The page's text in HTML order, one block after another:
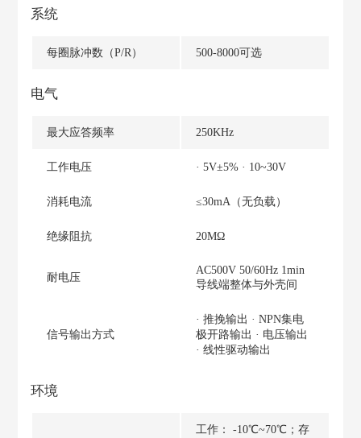
系统
每圈脉冲数（P/R） 500-8000可选
电气
最大应答频率 250KHz
工作电压 · 5V±5% · 10~30V
消耗电流 ≤30mA（无负载）
绝缘阻抗 20MΩ
耐电压
AC500V 50/60Hz 1min
导线端整体与外壳间
信号输出方式
· 推挽输出 · NPN集电
极开路输出 · 电压输出
· 线性驱动输出
环境
工作： -10℃~70℃；存